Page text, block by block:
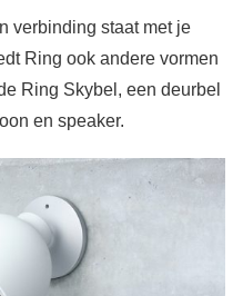
verbinding staat met je
Ring ook andere vormen
Ring Skybel, een deurbel
en speaker.